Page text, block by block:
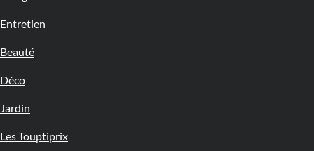
Entretien
Beauté
Déco
Jardin
Les Touptiprix